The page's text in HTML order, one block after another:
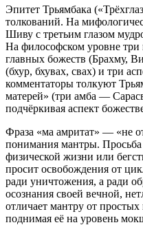
Эпитет Трьямбака
толкований. На
Шиву с третьим глазом
На философском уровне три
главных божеств (Брахму,
(бхур, бхувах, свах) и три
комментаторы толкуют
матерей» (три амба —
подчёркивая аспект
Фраза «ма амритат» — «не
понимания мантры. Просьба
физической жизни или
просит освобождения от
ради уничтожения, а ради
осознания своей вечной,
отличает мантру от
поднимая её на уровень